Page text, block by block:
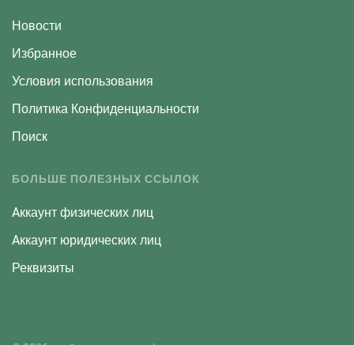
Новости
Избранное
Условия использования
Политика Конфиденциальности
Поиск
БОЛЬШЕ ПОЛЕЗНЫХ ССЫЛОК
Aккаунт физических лиц
Aккаунт юридических лиц
Реквизиты